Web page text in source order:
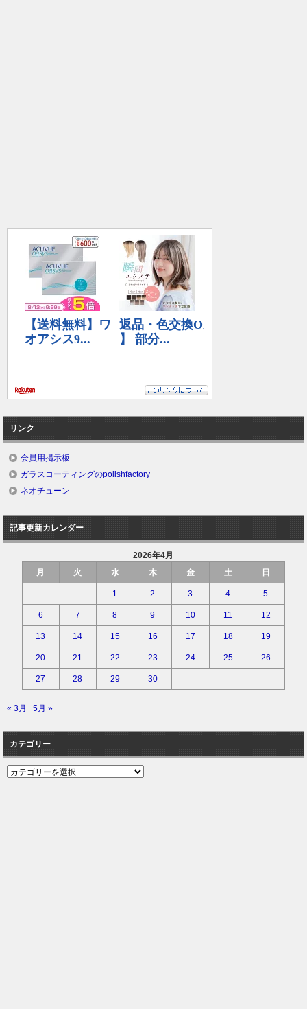
リンク
会員用掲示板
ガラスコーティングのpolishfactory
ネオチューン
記事更新カレンダー
2026年4月
月
火 水 木 金 土 日
1 2 3 4 5
6 7 8 9 10 11 12
13 14 15 16 17 18 19
20 21 22 23 24 25 26
27 28 29 30
« 3月 5月 »
カテゴリー
カ